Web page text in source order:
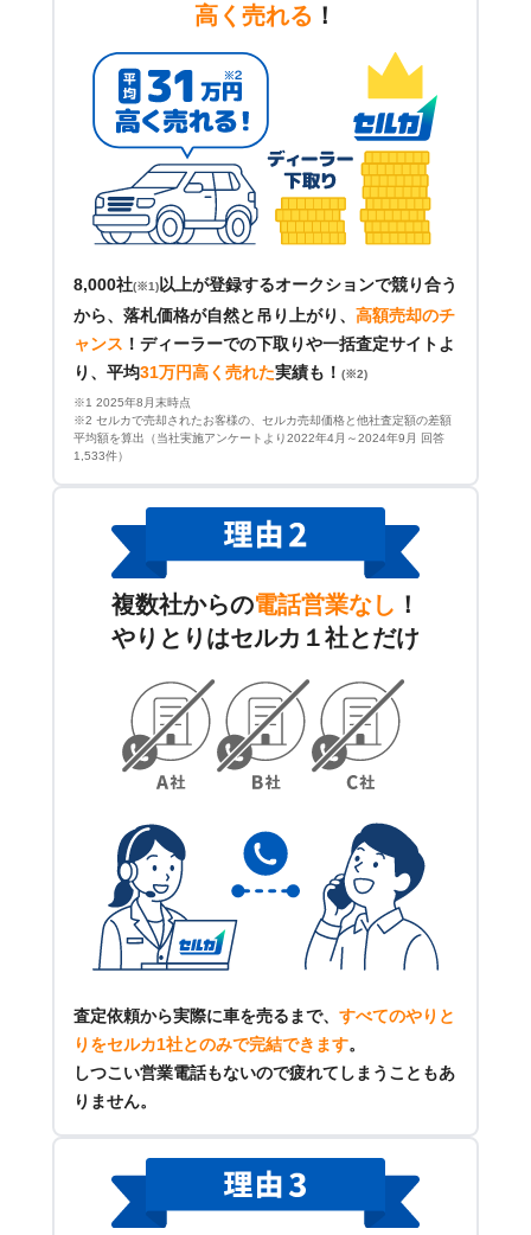
高く売れる ！
8,000社(※1) 以上が登録するオークションで競り合う
から、落札価格が自然と吊り上がり、 高額売却のチ
ャンス ！ ディーラーでの下取りや一括査定サイトよ
り、平均31万円高く売れた実績も！ (※2)
※1 2025年8月末時点
※2 セルカで売却されたお客様の、セルカ売却価格と他社査定額の差額
平均額を算出（当社実施アンケートより2022年4月～2024年9月 回答
1,533件）
複数社からの電話営業なし ！
やりとりはセルカ１社とだけ
査定依頼から実際に車を売るまで、 すべてのやりと
りをセルカ1社とのみで完結できます。
しつこい営業電話もないので疲れてしまうこともあ
りません。